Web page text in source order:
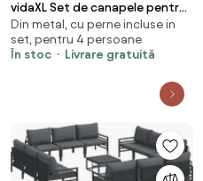
vidaXL Set de canapele pentru
grădină cu pernă 12 pcs Negru
Aluminiu
Din metal, cu perne incluse in
set, pentru 4 persoane
În stoc
Livrare gratuită